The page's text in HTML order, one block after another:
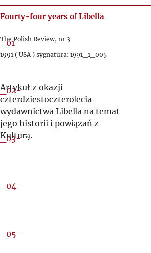
Fourty-four years of Libella
The Polish Review, nr 3
1991 ( USA ) sygnatura: 1991_1_005
Artykuł z okazji
czterdziestoczterolecia
wydawnictwa Libella na temat
jego historii i powiązań z
Kulturą.